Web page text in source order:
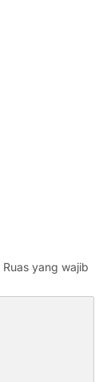
Ruas yang wajib